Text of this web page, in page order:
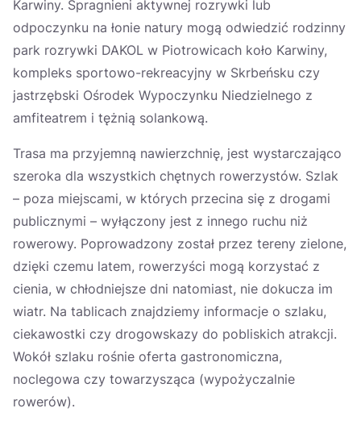
Karwiny. Spragnieni aktywnej rozrywki lub
odpoczynku na łonie natury mogą odwiedzić rodzinny
park rozrywki DAKOL w Piotrowicach koło Karwiny,
kompleks sportowo-rekreacyjny w Skrbeńsku czy
jastrzębski Ośrodek Wypoczynku Niedzielnego z
amfiteatrem i tężnią solankową.
Trasa ma przyjemną nawierzchnię, jest wystarczająco
szeroka dla wszystkich chętnych rowerzystów. Szlak
– poza miejscami, w których przecina się z drogami
publicznymi – wyłączony jest z innego ruchu niż
rowerowy. Poprowadzony został przez tereny zielone,
dzięki czemu latem, rowerzyści mogą korzystać z
cienia, w chłodniejsze dni natomiast, nie dokucza im
wiatr. Na tablicach znajdziemy informacje o szlaku,
ciekawostki czy drogowskazy do pobliskich atrakcji.
Wokół szlaku rośnie oferta gastronomiczna,
noclegowa czy towarzysząca (wypożyczalnie
rowerów).